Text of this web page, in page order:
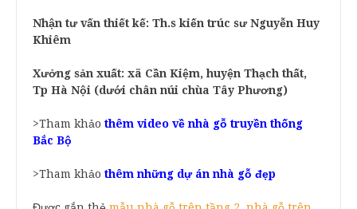
Nhận tư vấn thiết kế: Th.s kiến trúc sư Nguyễn Huy
Khiêm
Xưởng sản xuất: xã Cần Kiệm, huyện Thạch thất,
Tp Hà Nội (dưới chân núi chùa Tây Phương)
>Tham khảo thêm video về nhà gỗ truyền thống
Bắc Bộ
>Tham khảo thêm những dự án nhà gỗ đẹp